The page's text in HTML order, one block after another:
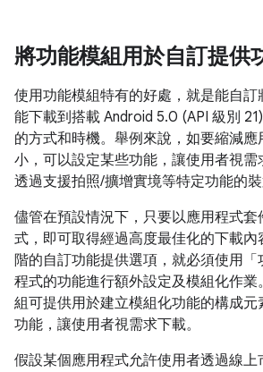
將功能模組用於自訂提供
使用功能模組特有的好處，就是能自訂
能下載到搭載 Android 5.0 (API 級別
的方式和時機。舉例來說，如要縮減
小，可以設定某些功能，讓使用者視需
透過支援拍照/擴增實境等特定功能的裝
儘管在預設情況下，只要以應用程式
式，即可取得經過高度最佳化的下載內
階的自訂功能提供選項，就必須使用「
程式的功能進行額外設定及模組化作業
組可提供用於建立模組化功能的構成
功能，讓使用者視需求下載。
假設某個應用程式允許使用者透過線